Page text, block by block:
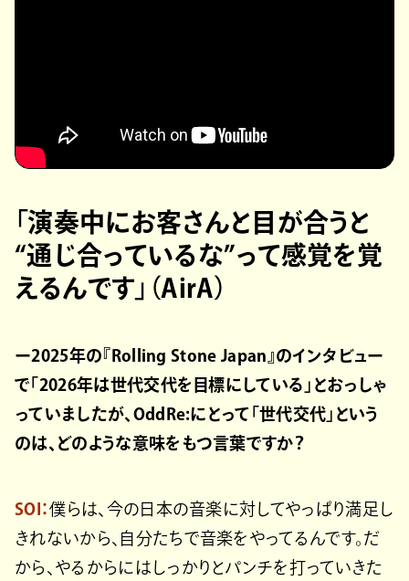
「演奏中にお客さんと目が合うと
“通じ合っているな”って感覚を覚
えるんです」（AirA）
ー2025年の『Rolling Stone Japan』のインタビュー
で「2026年は世代交代を目標にしている」とおっしゃ
っていましたが、OddRe:にとって「世代交代」という
のは、どのような意味をもつ言葉ですか？
SOI：僕らは、今の日本の音楽に対してやっぱり満足し
きれないから、自分たちで音楽をやってるんです。だ
から、やるからにはしっかりとパンチを打っていきた